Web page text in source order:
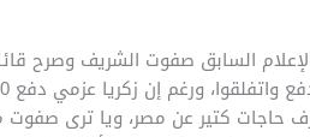
السابق صفوت الشريف وصرح
حاجات كتير عن مصر، ويا ترى